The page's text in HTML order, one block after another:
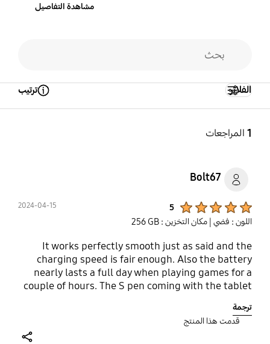
مشاهدة التفاصيل
1المراجعات
الفلاتر ترتيب
Bolt67
5
2024-04-15
اللون : فضي | مكان التخزين : ‎256 GB‎
It works perfectly smooth just as said and the
charging speed is fair enough. Also the battery
nearly lasts a full day when playing games for a
couple of hours. The S pen coming with the tablet
and more. It is compact I blue too. Would
recommend for people looking for less-pricey
ترجمة
قدمت هذا المنتج